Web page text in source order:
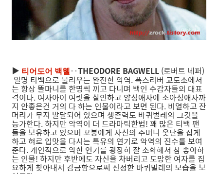
▶ 티어도어 백웰 ‥THEODORE BAGWELL (로버트 네퍼)
일명 티백으로 불리우는 완전한 악역. 폭스리버 교도소에서
는 항상 똘마니를 한명씩 끼고 다니며 백인 수감자들의 대표
격이다. 여자아이 여럿을 살인하고 양성애자에 소아성애자까
지 안좋은건 거의 다 하는 인물이라고 보면 된다. 비열하고 잔
머리가 무지 발달되어 있으며 생존력도 바퀴벌레의 그것을
능가한다. 하지만 악역이 더 드라마틱한법! 꽤 많은 티백 팬
들을 보유하고 있으며 꼬붕에게 자신의 주머니 옷단을 잡게
하고 혀로 입맛을 다시는 특유의 연기로 악역의 진수를 보여
준다. 개인적으로 악한 연기를 굉장히 잘 소화해서 참 좋아하
는 인물! 하지만 후반에도 자신을 차버리고 도망한 여자를 집
요하게 찾아내서 감금함으로써 진정한 바퀴벌레의 모습을 보